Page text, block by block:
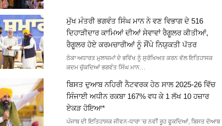
ਮੁੱਖ ਮੰਤਰੀ ਭਗਵੰਤ ਸਿੰਘ ਮਾਨ ਨੇ ਵਣ ਵਿਭਾਗ ਦੇ 516
ਦਿਹਾੜੀਦਾਰ ਕਾਮਿਆਂ ਦੀਆਂ ਸੇਵਾਵਾਂ ਰੈਗੂਲਰ ਕੀਤੀਆਂ,
ਰੈਗੂਲਰ ਹੋਏ ਕਰਮਚਾਰੀਆਂ ਨੂੰ ਸੌਂਪੇ ਨਿਯੁਕਤੀ ਪੱਤਰ
ਠੇਕਾ ਅਧਾਰਤ ਮੁਲਾਜ਼ਮਾਂ ਦੇ ਭਵਿੱਖ ਨੂੰ ਸੁਰੱਖਿਅਤ ਕਰਨ ਵੱਲ ਇਤਿਹਾਸਕ
ਕਦਮ ਚੁੱਕਦਿਆਂ ਭਗਵੰਤ ਸਿੰਘ ਮਾਨ…
ਬਿਸਤ ਦੁਆਬ ਨਹਿਰੀ ਨੈਟਵਰਕ ਹੇਠ ਸਾਲ 2025-26 ਵਿੱਚ
ਸਿੰਜਾਈ ਅਧੀਨ ਰਕਬਾ 167% ਵਧ ਕੇ 1 ਲੱਖ 10 ਹਜ਼ਾਰ
ਏਕੜ ਹੋਇਆ*
ਪੰਜਾਬ ਦੀ ਇਤਿਹਾਸਕ ਜੀਵਨ-ਧਾਰਾ ’ਚ ਨਵੀਂ ਰੂਹ ਫੂਕਦਿਆਂ, ਬਿਸਤ ਦੋਆਬ